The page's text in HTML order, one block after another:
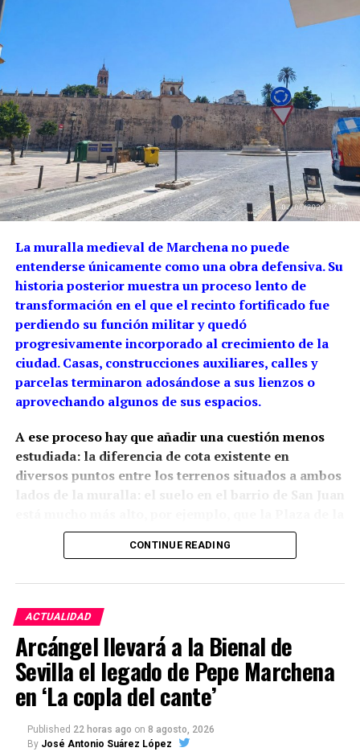
La muralla medieval de Marchena no puede
entenderse únicamente como una obra defensiva. Su
historia posterior muestra un proceso lento de
transformación en el que el recinto fortificado fue
perdiendo su función militar y quedó
progresivamente incorporado al crecimiento de la
ciudad. Casas, construcciones auxiliares, calles y
parcelas terminaron adosándose a sus lienzos o
aprovechando algunos de sus espacios.
A ese proceso hay que añadir una cuestión menos
estudiada: la diferencia de cota existente en
diversos puntos entre los terrenos situados a ambos
lados de la muralla: el suelo en el barrio de San Juan
Constitución.La arqueología ha demostrado que
esta relación con el relieve estaba presente desde la
rellenos, excavaciones y modificaciones urbanas.
Siglo XIII: una muralla adaptada
al relieve
sistema defensivo de Marchena en época
CONTINUE READING
ACTUALIDAD
Arcángel llevará a la Bienal de
Sevilla el legado de Pepe Marchena
en ‘La copla del cante’
Published 22 horas ago on 8 agosto, 2026
By José Antonio Suárez López